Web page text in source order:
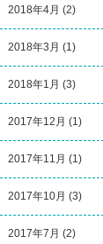
2018年4月 (2)
2018年3月 (1)
2018年1月 (3)
2017年12月 (1)
2017年11月 (1)
2017年10月 (3)
2017年7月 (2)